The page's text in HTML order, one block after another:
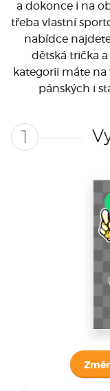
a dokonce i na
třeba vlastní
nabídce
dětská trička
kategorii máte na
pánských i
1